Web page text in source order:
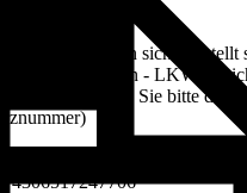
vom Kunden sichergestellt
einem 40 Tonnen - LKW
entnehmen Sie bitte dem
4306517247706